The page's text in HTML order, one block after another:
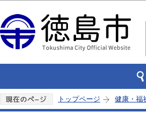
トップページ 健康・福